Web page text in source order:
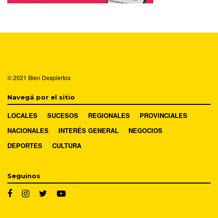
© 2021 Bien Despiertos
Navegá por el sitio
LOCALES SUCESOS REGIONALES
PROVINCIALES
NACIONALES
INTERÉS GENERAL
NEGOCIOS
DEPORTES
CULTURA
Seguinos